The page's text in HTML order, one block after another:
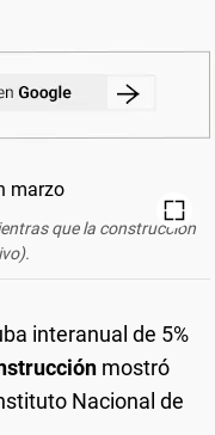
que la construcción
interanual de 5%
mostró
Nacional de